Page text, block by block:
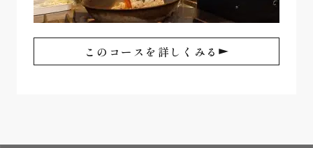
このコースを詳しくみる